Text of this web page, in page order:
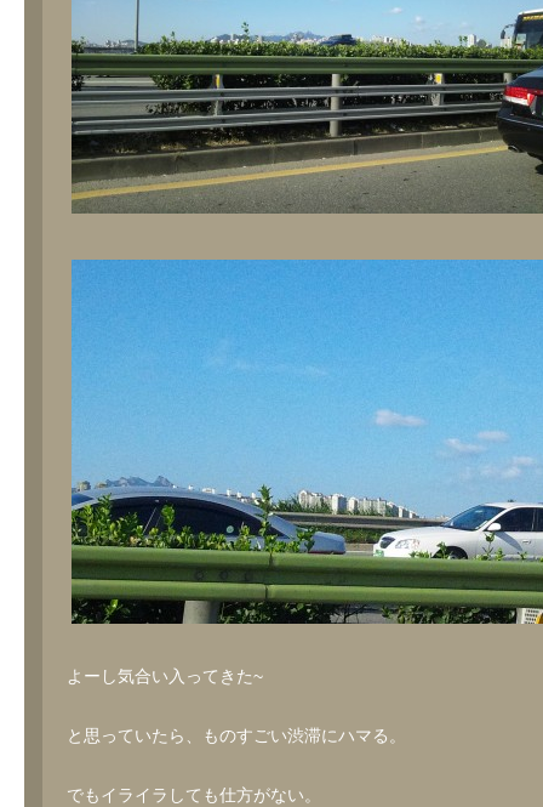
よーし気合い入ってきた~
と思っていたら、ものすごい渋滞にハマる。
でもイライラしても仕方がない。